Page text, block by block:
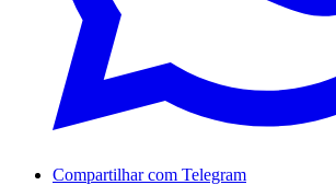
Compartilhar com Telegram